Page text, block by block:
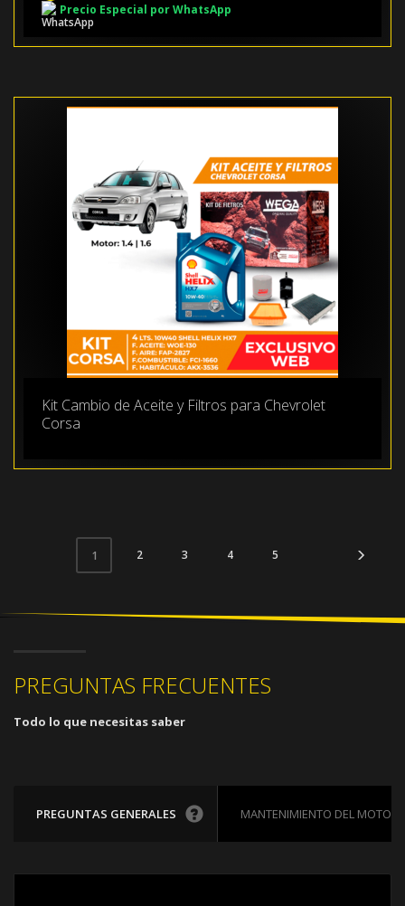
Precio Especial por WhatsApp
Kit Cambio de Aceite y Filtros para Chevrolet
Corsa
1 2 3 4 5
PREGUNTAS FRECUENTES
Todo lo que necesitas saber
PREGUNTAS GENERALES MANTENIMIENTO DEL MOTOR